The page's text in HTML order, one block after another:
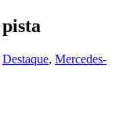
Destaque, Mercedes-